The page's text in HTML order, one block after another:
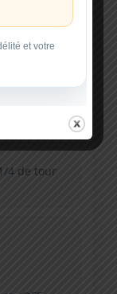
le cache
4 de tour
et votre